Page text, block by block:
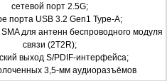
сетевой порт 2.5G;
порта USB 3.2 Gen1 Type-A;
для антенн беспроводного модуля
связи (2T2R);
выход S/PDIF-интерфейса;
3,5-мм аудиоразъёмов